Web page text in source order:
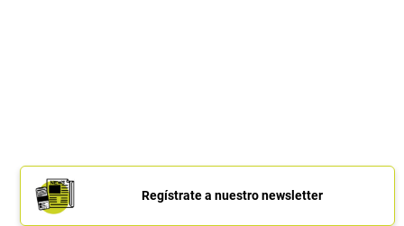
Regístrate a nuestro newsletter